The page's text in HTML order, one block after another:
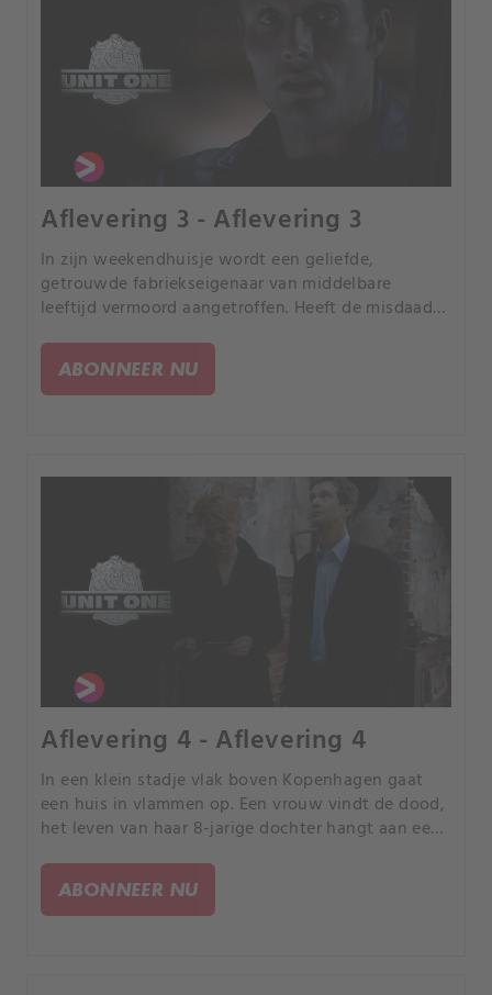
Aflevering 3 - Aflevering 3
In zijn weekendhuisje wordt een geliefde,
getrouwde fabriekseigenaar van middelbare
leeftijd vermoord aangetroffen. Heeft de misdaad
speelt er iets een heel anders?.
ABONNEER NU
Aflevering 4 - Aflevering 4
In een klein stadje vlak boven Kopenhagen gaat
een huis in vlammen op. Een vrouw vindt de dood,
het leven van haar 8-jarige dochter hangt aan een
ABONNEER NU